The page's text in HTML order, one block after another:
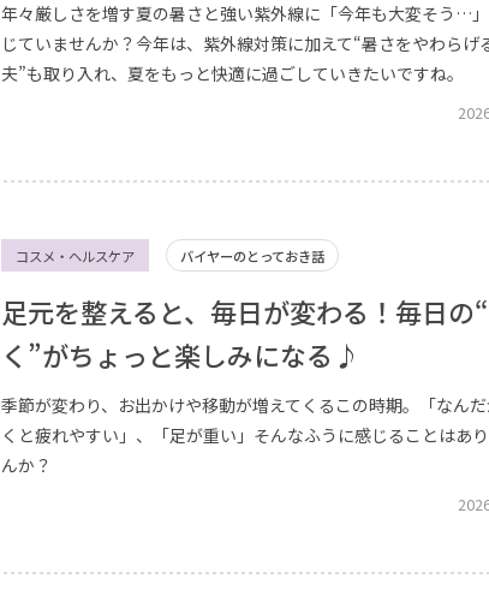
年々厳しさを増す夏の暑さと強い紫外線に「今年も大変そう…
じていませんか？今年は、紫外線対策に加えて“暑さをやわらげ
夫”も取り入れ、夏をもっと快適に過ごしていきたいですね。
コスメ・ヘルスケア バイヤーのとっておき話
足元を整えると、毎日が変わる！毎日の
く”がちょっと楽しみになる♪
季節が変わり、お出かけや移動が増えてくるこの時期。「なん
くと疲れやすい」、「足が重い」そんなふうに感じることはあ
んか？